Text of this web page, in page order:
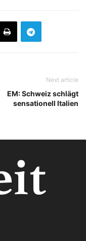
Next article
EM: Schweiz schlägt
sensationell Italien